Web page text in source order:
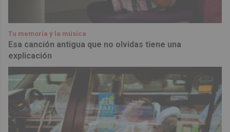
Tu memoria y la música
Esa canción antigua que no olvidas tiene una
explicación